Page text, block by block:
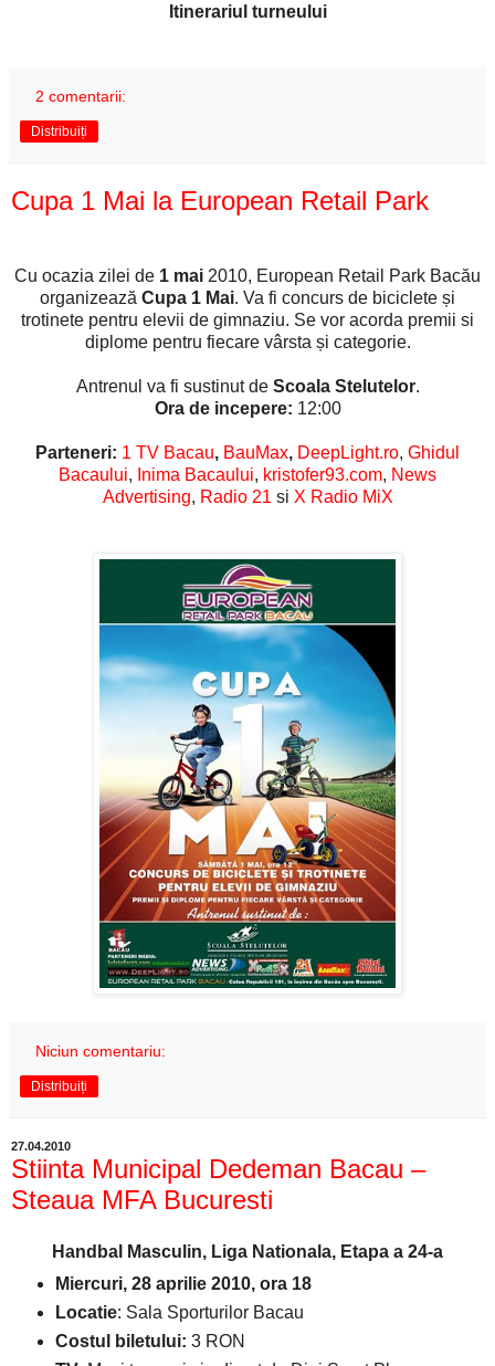
Itinerariul turneului
2 comentarii:
Distribuiți
Cupa 1 Mai la European Retail Park
Cu ocazia zilei de 1 mai 2010, European Retail Park Bacău
organizează Cupa 1 Mai. Va fi concurs de biciclete și
trotinete pentru elevii de gimnaziu. Se vor acorda premii si
diplome pentru fiecare vârsta și categorie.
Antrenul va fi sustinut de Scoala Stelutelor.
Ora de incepere: 12:00
Parteneri: 1 TV Bacau, BauMax, DeepLight.ro, Ghidul
Bacaului, Inima Bacaului, kristofer93.com, News
Advertising, Radio 21 si X Radio MiX
Niciun comentariu:
Distribuiți
27.04.2010
Stiinta Municipal Dedeman Bacau –
Steaua MFA Bucuresti
Handbal Masculin, Liga Nationala, Etapa a 24-a
Miercuri, 28 aprilie 2010, ora 18
Locatie: Sala Sporturilor Bacau
Costul biletului: 3 RON